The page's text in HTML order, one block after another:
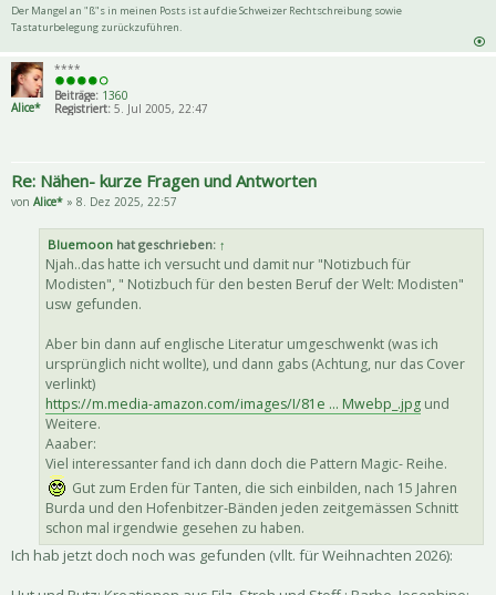
Der Mangel an "ß"s in meinen Posts ist auf die Schweizer Rechtschreibung sowie
Tastaturbelegung zurückzuführen.
Alice*
****
Beiträge: 1360
Registriert:5. Jul 2005, 22:47
Re: Nähen- kurze Fragen und Antworten
von Alice* » 8. Dez 2025, 22:57
Bluemoon hat geschrieben: ↑
Njah..das hatte ich versucht und damit nur "Notizbuch für
Modisten", " Notizbuch für den besten Beruf der Welt: Modisten"
usw gefunden.
Aber bin dann auf englische Literatur umgeschwenkt (was ich
ursprünglich nicht wollte), und dann gabs (Achtung, nur das Cover
verlinkt)
https://m.media-amazon.com/images/I/81e ... Mwebp_.jpg und
Weitere.
Aaaber:
Viel interessanter fand ich dann doch die Pattern Magic- Reihe.
Gut zum Erden für Tanten, die sich einbilden, nach 15 Jahren
Burda und den Hofenbitzer-Bänden jeden zeitgemässen Schnitt
schon mal irgendwie gesehen zu haben.
Ich hab jetzt doch noch was gefunden (vllt. für Weihnachten 2026):